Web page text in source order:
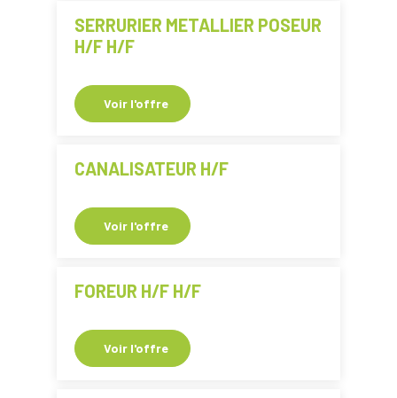
SERRURIER METALLIER POSEUR
H/F H/F
Voir l'offre
CANALISATEUR H/F
Voir l'offre
FOREUR H/F H/F
Voir l'offre